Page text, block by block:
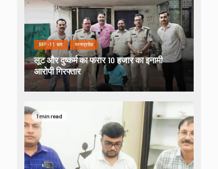
MP-11 धार मध्यप्रदेश
लूट और दुष्कर्म का फरार 10 हजार का इनामी
आरोपी गिरफ्तार
1 min read